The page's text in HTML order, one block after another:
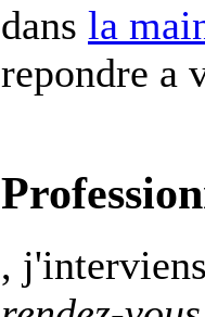
dans la
repondre a
,